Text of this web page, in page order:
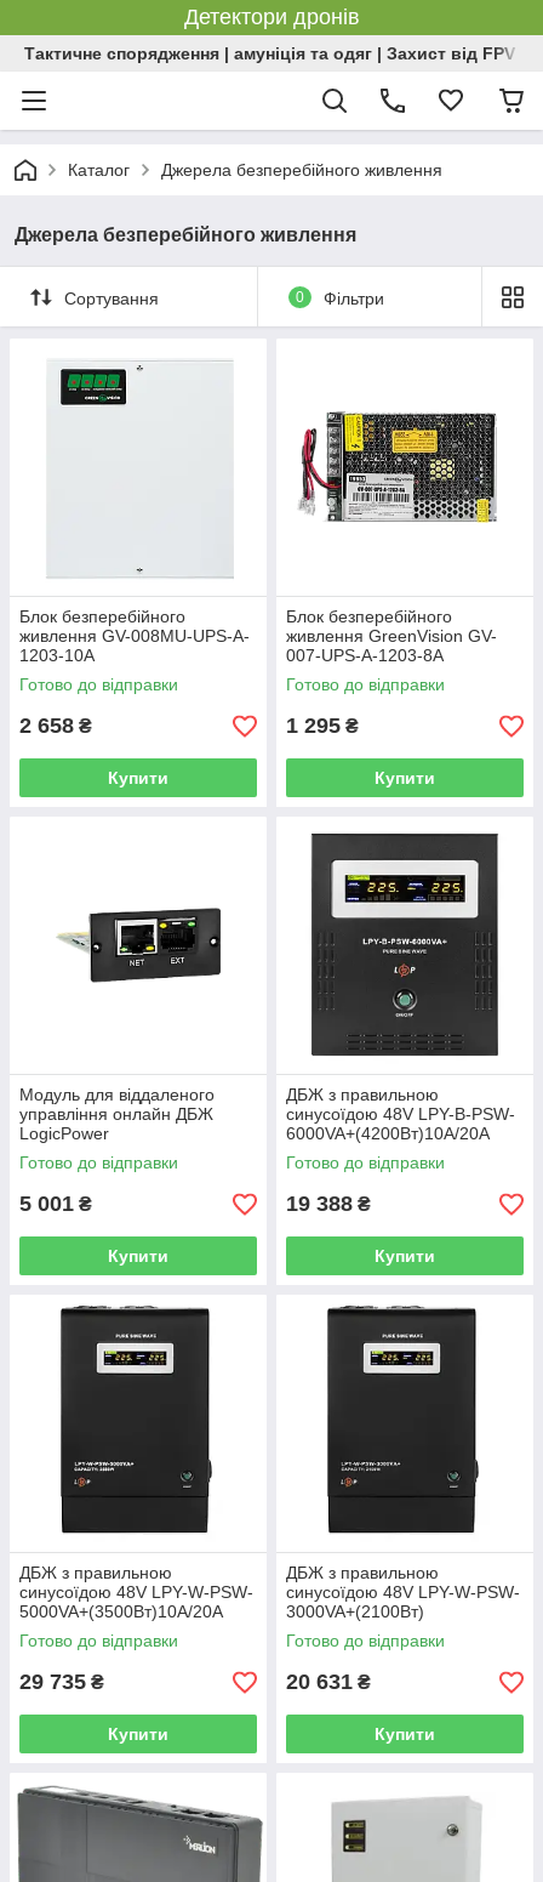
Детектори дронів
Тактичне спорядження | амуніція та одяг | Захист від FPV |
Каталог Джерела безперебійного живлення
Джерела безперебійного живлення
Сортування 0 Фільтри
Блок безперебійного
живлення GV-008MU-UPS-A-
1203-10A
Готово до відправки
2 658 ₴
Купити
Блок безперебійного
живлення GreenVision GV-
007-UPS-A-1203-8A
Готово до відправки
1 295 ₴
Купити
Модуль для віддаленого
управління онлайн ДБЖ
LogicPower
Готово до відправки
5 001 ₴
Купити
ДБЖ з правильною
синусоїдою 48V LPY-B-PSW-
6000VA+(4200Вт)10A/20A
Готово до відправки
19 388 ₴
Купити
ДБЖ з правильною
синусоїдою 48V LPY-W-PSW-
5000VA+(3500Вт)10A/20A
Готово до відправки
29 735 ₴
Купити
ДБЖ з правильною
синусоїдою 48V LPY-W-PSW-
3000VA+(2100Вт)
Готово до відправки
20 631 ₴
Купити